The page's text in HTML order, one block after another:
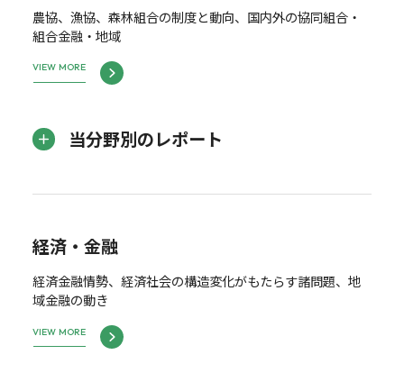
農協、漁協、森林組合の制度と動向、国内外の協同組合・
組合金融・地域
VIEW MORE
当分野別のレポート
経済・金融
経済金融情勢、経済社会の構造変化がもたらす諸問題、地
域金融の動き
VIEW MORE